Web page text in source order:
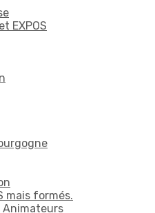
EXPOS
mais formés.